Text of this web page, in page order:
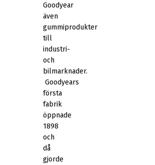
Goodyear
även
gummiprodukter
till
industri-
och
bilmarknader.
Goodyears
första
fabrik
öppnade
1898
och
då
gjorde